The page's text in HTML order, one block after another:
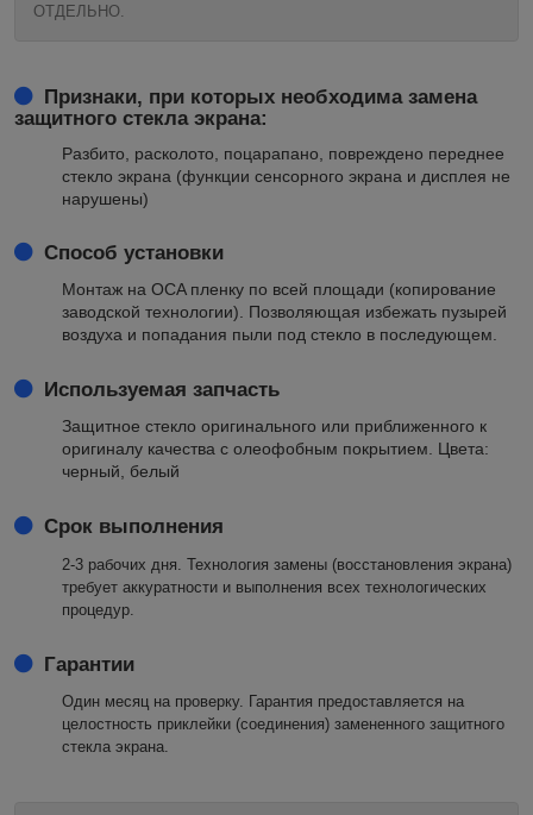
ОТДЕЛЬНО.
Признаки, при которых необходима замена
защитного стекла экрана:
Разбито, расколото, поцарапано, повреждено переднее
стекло экрана (функции сенсорного экрана и дисплея не
нарушены)
Способ установки
Монтаж на OCA пленку по всей площади (копирование
заводской технологии). Позволяющая избежать пузырей
воздуха и попадания пыли под стекло в последующем.
Используемая запчасть
Защитное стекло оригинального или приближенного к
оригиналу качества с олеофобным покрытием. Цвета:
черный, белый
Срок выполнения
2-3 рабочих дня. Технология замены (восстановления экрана)
требует аккуратности и выполнения всех технологических
процедур.
Гарантии
Один месяц на проверку. Гарантия предоставляется на
целостность приклейки (соединения) замененного защитного
стекла экрана.